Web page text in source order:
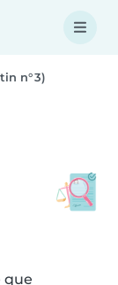
n° 3)
que